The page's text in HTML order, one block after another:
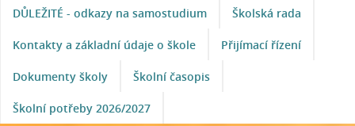
DŮLEŽITÉ - odkazy na samostudium Školská rada
Kontakty a základní údaje o škole Přijímací řízení
Dokumenty školy Školní časopis
Školní potřeby 2026/2027